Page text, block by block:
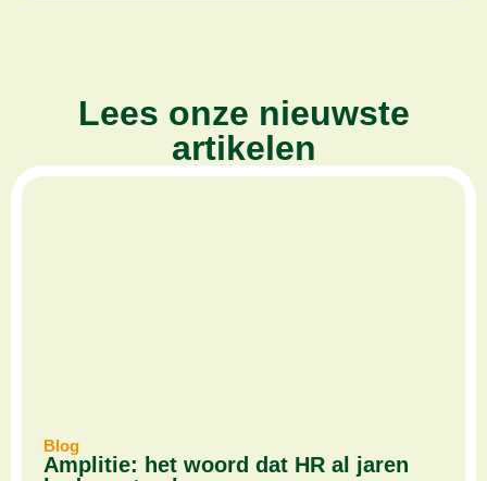
Lees onze nieuwste
artikelen
Blog
Amplitie: het woord dat HR al jaren